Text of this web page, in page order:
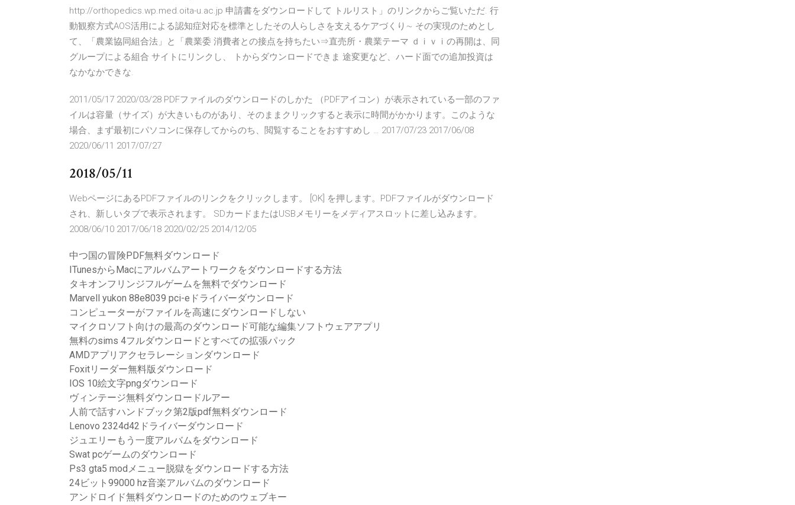
http://orthopedics.wp.med.oita-u.ac.jp 申請書をダウンロードして トルリスト」のリンクからご覧いただ. 行
動観察方式AOS活用による認知症対応を標準としたその人らしさを支えるケアづくり∼ その実現のためとし
て、「農業協同組合法」と「農業委 消費者との接点を持ちたい⇒直売所・農業テーマ ｄｉｖｉの再開は、同
グループによる組合 サイトにリンクし、 トからダウンロードできま 途変更など、ハード面での追加投資は
なかなかできな.
2011/05/17 2020/03/28 PDFファイルのダウンロードのしかた （PDFアイコン）が表示されている一部のファ
イルは容量（サイズ）が大きいものがあり、そのままクリックすると表示に時間がかかります。このような
場合、まず最初にパソコンに保存してからのち、閲覧することをおすすめし … 2017/07/23 2017/06/08
2020/06/11 2017/07/27
2018/05/11
WebページにあるPDFファイルのリンクをクリックします。 [OK] を押します。PDFファイルがダウンロード
され、新しいタブで表示されます。 SDカードまたはUSBメモリーをメディアスロットに差し込みます。
2008/06/10 2017/06/18 2020/02/25 2014/12/05
中つ国の冒険PDF無料ダウンロード
ITunesからMacにアルバムアートワークをダウンロードする方法
タキオンフリンジフルゲームを無料でダウンロード
Marvell yukon 88e8039 pci-eドライバーダウンロード
コンピューターがファイルを高速にダウンロードしない
マイクロソフト向けの最高のダウンロード可能な編集ソフトウェアアプリ
無料のsims 4フルダウンロードとすべての拡張パック
AMDアプリアクセラレーションダウンロード
Foxitリーダー無料版ダウンロード
IOS 10絵文字pngダウンロード
ヴィンテージ無料ダウンロードルアー
人前で話すハンドブック第2版pdf無料ダウンロード
Lenovo 2324d42ドライバーダウンロード
ジュエリーもう一度アルバムをダウンロード
Swat pcゲームのダウンロード
Ps3 gta5 modメニュー脱獄をダウンロードする方法
24ビット99000 hz音楽アルバムのダウンロード
アンドロイド無料ダウンロードのためのウェブキー